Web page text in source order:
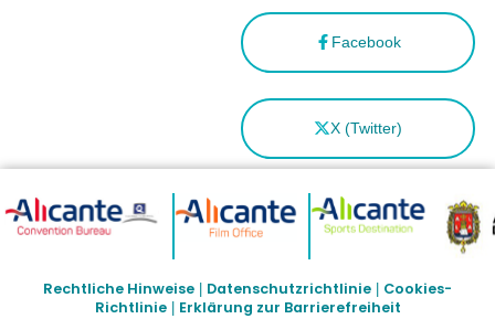
Facebook
X (Twitter)
Rechtliche Hinweise Datenschutzrichtlinie
Cookies-
Richtlinie| Erklärung zur Barrierefreiheit